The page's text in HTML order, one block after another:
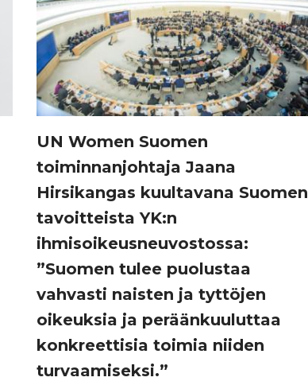
UN Women Suomen
toiminnanjohtaja Jaana
Hirsikangas kuultavana Suomen
tavoitteista YK:n
ihmisoikeusneuvostossa:
”Suomen tulee puolustaa
vahvasti naisten ja tyttöjen
oikeuksia ja peräänkuuluttaa
konkreettisia toimia niiden
turvaamiseksi.”